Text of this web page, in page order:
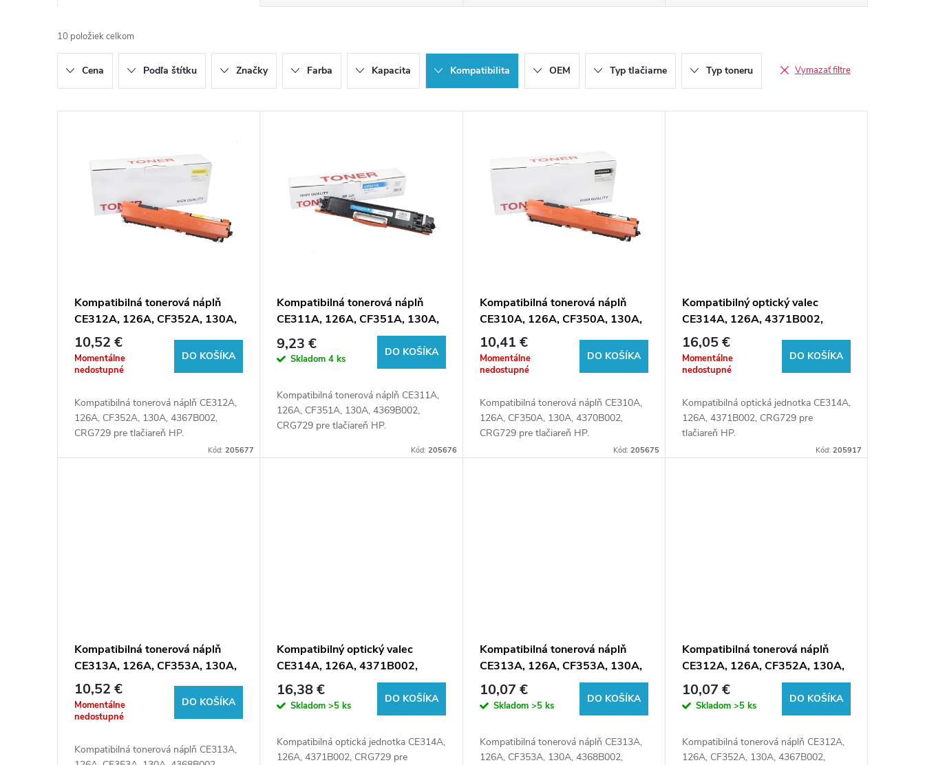
a
d
e
n
o
10 položiek celkom
Cena Podľa štítku Značky Farba Kapacita Kompatibilita OEM Typ tlačiarne Typ toneru Vymazať filtre
k
Kompatibilná tonerová náplň
CE312A, 126A, CF352A, 130A,
4367B002, CRG729, 1000 listov
pre tlačiarne HP
10,52 €
Momentálne
nedostupné
DO KOŠÍKA
Kompatibilná tonerová náplň CE312A,
126A, CF352A, 130A, 4367B002,
CRG729 pre tlačiareň HP.
Kód:205677
Kompatibilná tonerová náplň
CE311A, 126A, CF351A, 130A,
4369B002, CRG729, 1000 listov
pre tlačiarne HP
9,23 €
Skladom4 ks
DO KOŠÍKA
Kompatibilná tonerová náplň CE311A,
126A, CF351A, 130A, 4369B002,
CRG729 pre tlačiareň HP.
Kód: 205676
Kompatibilná tonerová náplň
CE310A, 126A, CF350A, 130A,
4370B002, CRG729, 1200 listov
pre tlačiarne HP
10,41 €
Momentálne
nedostupné
DO KOŠÍKA
Kompatibilná tonerová náplň CE310A,
126A, CF350A, 130A, 4370B002,
CRG729 pre tlačiareň HP.
Kód: 205675
Kompatibilný optický valec
CE314A, 126A, 4371B002,
CRG729, 14000 listov pre
tlačiarne HP
16,05 €
Momentálne
nedostupné
DO KOŠÍKA
Kompatibilná optická jednotka CE314A,
126A, 4371B002, CRG729 pre
tlačiareň HP.
Kód: 205917
Kompatibilná tonerová náplň
CE313A, 126A, CF353A, 130A,
4368B002, CRG729, 1000 listov
pre tlačiarne HP
10,52 €
Momentálne
nedostupné
DO KOŠÍKA
Kompatibilná tonerová náplň CE313A,
Kompatibilný optický valec
CE314A, 126A, 4371B002,
CRG729, 14000 listov pre
tlačiarne HP (Orink white box)
16,38 €
Skladom>5 ks
DO KOŠÍKA
Kompatibilná optická jednotka CE314A,
126A, 4371B002, CRG729 pre
Kompatibilná tonerová náplň
CE313A, 126A, CF353A, 130A,
4368B002, CRG729, 1000 listov
pre tlačiarne HP (Orink white
10,07 €
Skladom >5 ks
DO KOŠÍKA
Kompatibilná tonerová náplň CE313A,
126A, CF353A, 130A, 4368B002,
Kompatibilná tonerová náplň
CE312A, 126A, CF352A, 130A,
4367B002, CRG729, 1000 listov
pre tlačiarne HP (Orink white
10,07 €
Skladom >5 ks
DO KOŠÍKA
Kompatibilná tonerová náplň CE312A,
126A, CF352A, 130A, 4367B002,